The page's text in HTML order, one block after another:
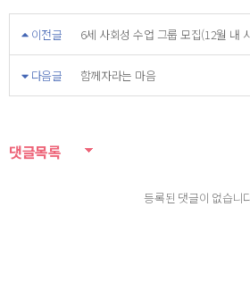
이전글 6세 사회성 수업 그룹 모집(12월 내
다음글 함께자라는 마음
댓글목록
등록된 댓글이 없습니